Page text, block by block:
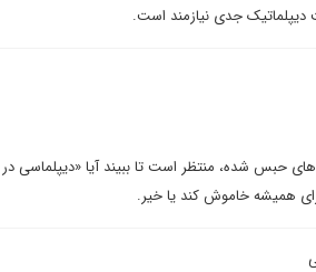
دیپلماتیک جدی نیازمند است.
حبس شده، منتظر است تا ببیند آیا «دیپلماسی در
همیشه خاموش کند یا خیر.